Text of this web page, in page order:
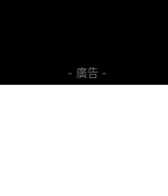
- 廣告 -